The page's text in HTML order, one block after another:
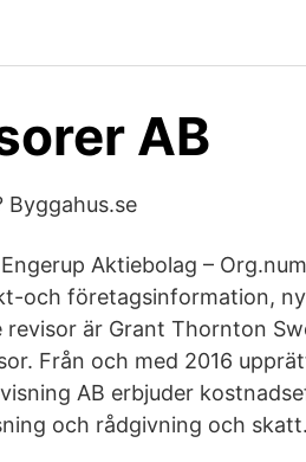
AB
Byggahus.se
Aktiebolag –
och företagsinformation,
är Grant Thornton
Från och med 2016
AB erbjuder
och rådgivning och skatt.